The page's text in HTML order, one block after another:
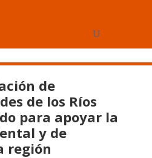
de
de los Ríos
para apoyar la
y de
región